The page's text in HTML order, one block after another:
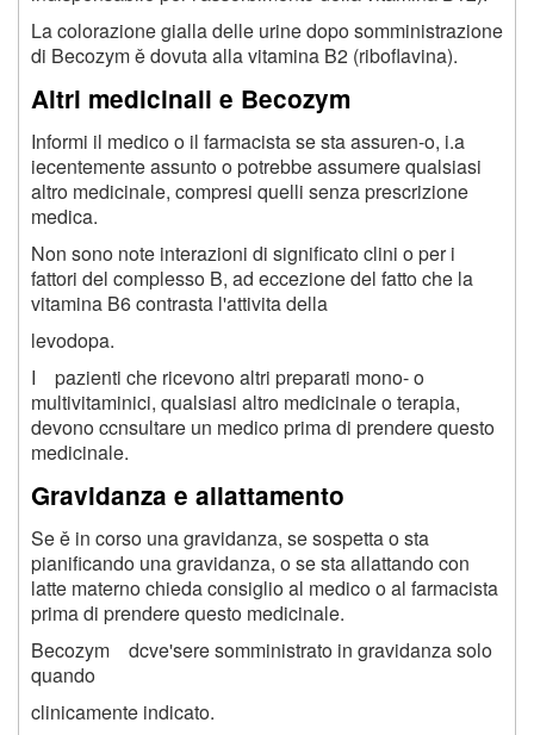
La colorazione gialla delle urine dopo somministrazione
di Becozym ě dovuta alla vitamina B2 (riboflavina).
Altri medicinali e Becozym
Informi il medico o il farmacista se sta assuren-o, i.a
iecentemente assunto o potrebbe assumere qualsiasi
altro medicinale, compresi quelli senza prescrizione
medica.
Non sono note interazioni di significato clini o per i
fattori del complesso B, ad eccezione del fatto che la
vitamina B6 contrasta l'attivita della
levodopa.
I pazienti che ricevono altri preparati mono- o
multivitaminici, qualsiasi altro medicinale o terapia,
devono ccnsultare un medico prima di prendere questo
medicinale.
Gravidanza e allattamento
Se ě in corso una gravidanza, se sospetta o sta
pianificando una gravidanza, o se sta allattando con
latte materno chieda consiglio al medico o al farmacista
prima di prendere questo medicinale.
Becozym dcve'sere somministrato in gravidanza solo
quando
clinicamente indicato.